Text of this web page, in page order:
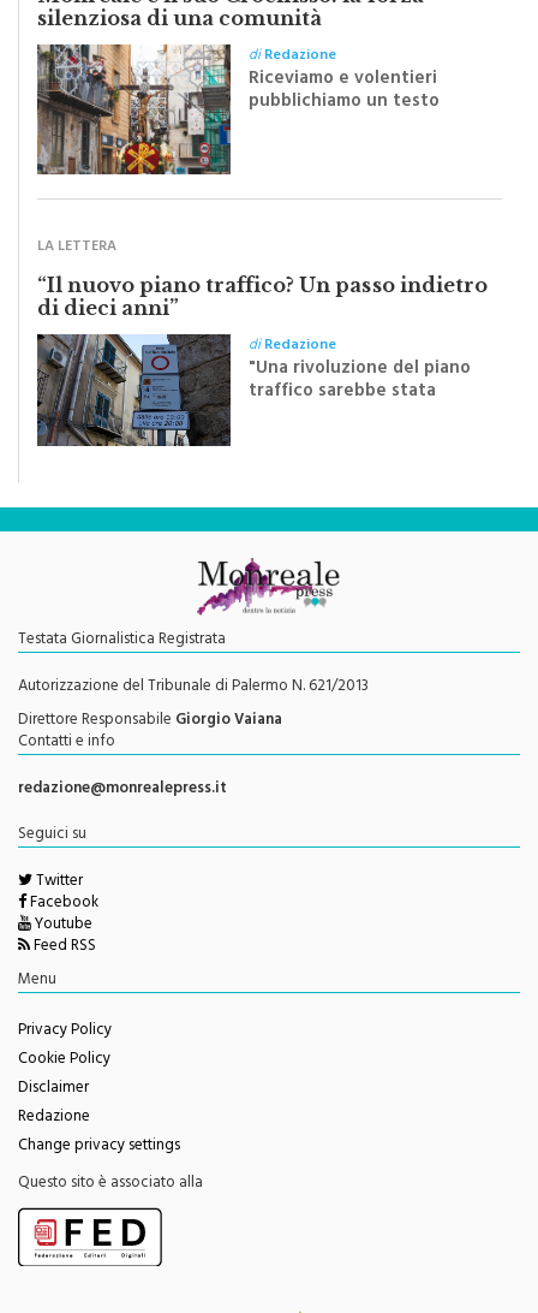
diRedazione
Riceviamo e volentieri
pubblichiamo un testo
inviato dalla scrittrice
monrealese Mariella
“Il nuovo piano traffico? Un passo indietro
di dieci anni”
"Una rivoluzione del piano
traffico sarebbe stata
efficace se preceduta da
una rivoluzione culturale"
Testata Giornalistica Registrata
Autorizzazione del Tribunale di Palermo N. 621/2013
Direttore ResponsabileGiorgio Vaiana
Contatti e info
redazione@monrealepress.it
Twitter
Facebook
Youtube
Feed RSS
Menu
Privacy Policy
Cookie Policy
Disclaimer
Redazione
Change privacy settings
Questo sito è associato alla